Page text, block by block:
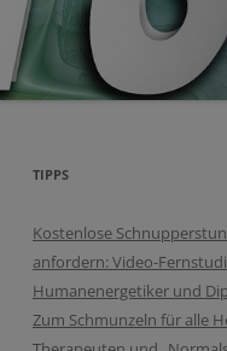
TIPPS
Kostenlose
anfordern: Video-
Humanenergetiker und
Zum Schmunzeln für alle